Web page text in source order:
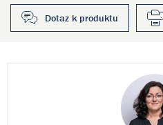
Dotaz k produktu